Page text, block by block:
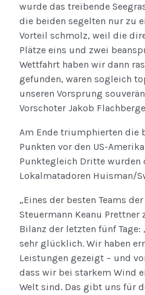
wurde das treibende
die beiden segelten nur zu
Vorteil schmolz, weil die
Plätze eins und zwei
Wettfahrt haben wir dann
gefunden, waren sogleich
unseren Vorsprung
Vorschoter Jakob
Am Ende triumphierten die
Punkten vor den US-
Punktegleich Dritte wurden
Lokalmatadoren Huisman/
„Eines der besten Teams der
Steuermann Keanu
Bilanz der letzten fünf
sehr glücklich. Wir haben
Leistungen gezeigt – und
dass wir bei starkem Wind
Welt sind. Das gibt uns für